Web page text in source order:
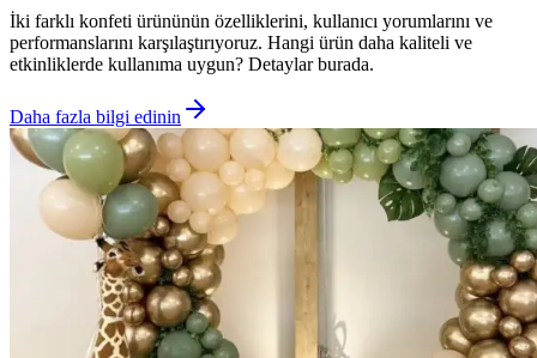
İki farklı konfeti ürününün özelliklerini, kullanıcı yorumlarını ve
performanslarını karşılaştırıyoruz. Hangi ürün daha kaliteli ve
etkinliklerde kullanıma uygun? Detaylar burada.
Daha fazla bilgi edinin